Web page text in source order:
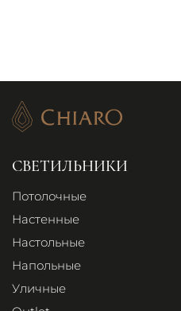
СВЕТИЛЬНИКИ
Потолочные
Настенные
Настольные
Напольные
Уличные